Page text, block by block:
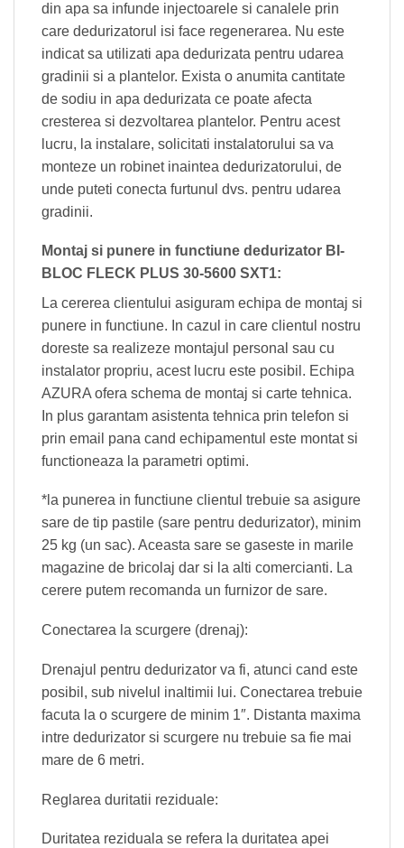
din apa sa infunde injectoarele si canalele prin
care dedurizatorul isi face regenerarea. Nu este
indicat sa utilizati apa dedurizata pentru udarea
gradinii si a plantelor. Exista o anumita cantitate
de sodiu in apa dedurizata ce poate afecta
cresterea si dezvoltarea plantelor. Pentru acest
lucru, la instalare, solicitati instalatorului sa va
monteze un robinet inaintea dedurizatorului, de
unde puteti conecta furtunul dvs. pentru udarea
gradinii.
Montaj si punere in functiune dedurizator BI-
BLOC FLECK PLUS 30-5600 SXT1:
La cererea clientului asiguram echipa de montaj si
punere in functiune. In cazul in care clientul nostru
doreste sa realizeze montajul personal sau cu
instalator propriu, acest lucru este posibil. Echipa
AZURA ofera schema de montaj si carte tehnica.
In plus garantam asistenta tehnica prin telefon si
prin email pana cand echipamentul este montat si
functioneaza la parametri optimi.
*la punerea in functiune clientul trebuie sa asigure
sare de tip pastile (sare pentru dedurizator), minim
25 kg (un sac). Aceasta sare se gaseste in marile
magazine de bricolaj dar si la alti comercianti. La
cerere putem recomanda un furnizor de sare.
Conectarea la scurgere (drenaj):
Drenajul pentru dedurizator va fi, atunci cand este
posibil, sub nivelul inaltimii lui. Conectarea trebuie
facuta la o scurgere de minim 1″. Distanta maxima
intre dedurizator si scurgere nu trebuie sa fie mai
mare de 6 metri.
Reglarea duritatii reziduale:
Duritatea reziduala se refera la duritatea apei